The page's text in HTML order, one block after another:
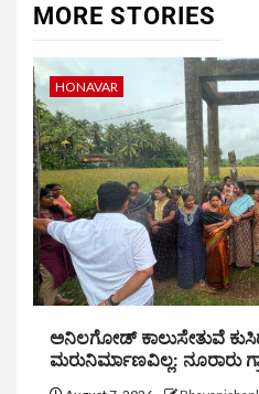
MORE STORIES
HONAVAR
ಅನಿಲಗೋಡ್ ಕಾಲುಸೇತುವೆ
ಮರುನಿರ್ಮಾಣವಿಲ್ಲ: ನೂರಾರು